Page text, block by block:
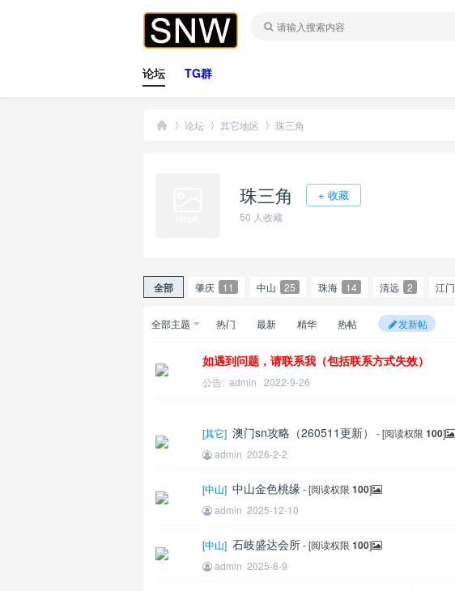
论坛 TG群
论坛 其它地区
›
珠三角
珠三角 + 收藏
50 人收藏
全部 肇庆 11 中山 25 珠海 14 清远 2 江门
全部主题 热门 最新 精华 热帖 发新帖
如遇到问题，请联系我（包括联系方式失效）
公告: admin 2022-9-26
[其它] 澳门sn攻略（260511更新） - [阅读权限 100]
admin 2026-2-2
[中山] 中山金色桃缘- [阅读权限 100]
admin 2025-12-10
[中山] 石岐盛达会所- [阅读权限 100]
admin 2025-8-9